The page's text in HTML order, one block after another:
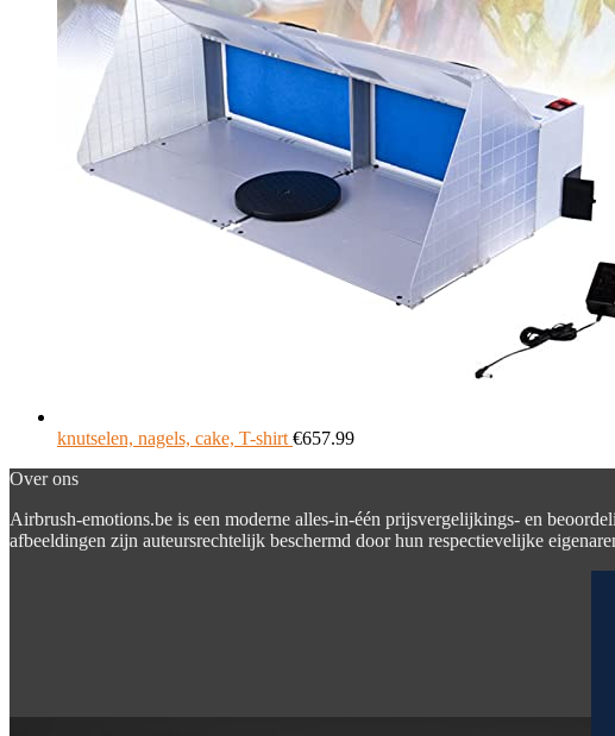
knutselen, nagels, cake, T-shirt €657.99
Over ons
Airbrush-emotions.be is een moderne alles-in-één prijsvergelijkings- en
afbeeldingen zijn auteursrechtelijk beschermd door hun respectievelijke